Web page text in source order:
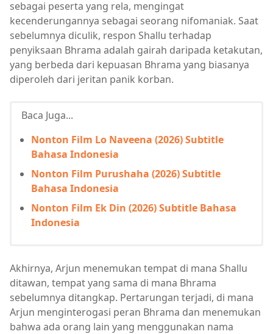
sebagai peserta yang rela, mengingat
kecenderungannya sebagai seorang nifomaniak. Saat
sebelumnya diculik, respon Shallu terhadap
penyiksaan Bhrama adalah gairah daripada ketakutan,
yang berbeda dari kepuasan Bhrama yang biasanya
diperoleh dari jeritan panik korban.
Baca Juga...
Nonton Film Lo Naveena (2026) Subtitle
Bahasa Indonesia
Nonton Film Purushaha (2026) Subtitle
Bahasa Indonesia
Nonton Film Ek Din (2026) Subtitle Bahasa
Indonesia
Akhirnya, Arjun menemukan tempat di mana Shallu
ditawan, tempat yang sama di mana Bhrama
sebelumnya ditangkap. Pertarungan terjadi, di mana
Arjun menginterogasi peran Bhrama dan menemukan
bahwa ada orang lain yang menggunakan nama